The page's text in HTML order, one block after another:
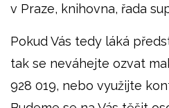
v Praze, knihovna, řada
Pokud Vás tedy láká
tak se neváhejte ozvat
928 019, nebo využijte